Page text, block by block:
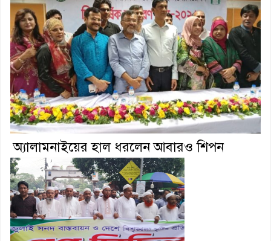
অ্যালামনাইয়ের হাল ধরলেন আবারও শিপন